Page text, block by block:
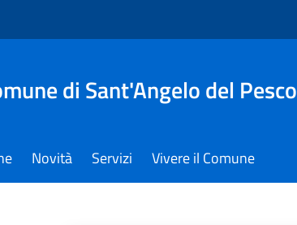
di Sant'Angelo del Pesco
Novità Servizi Vivere il Comune